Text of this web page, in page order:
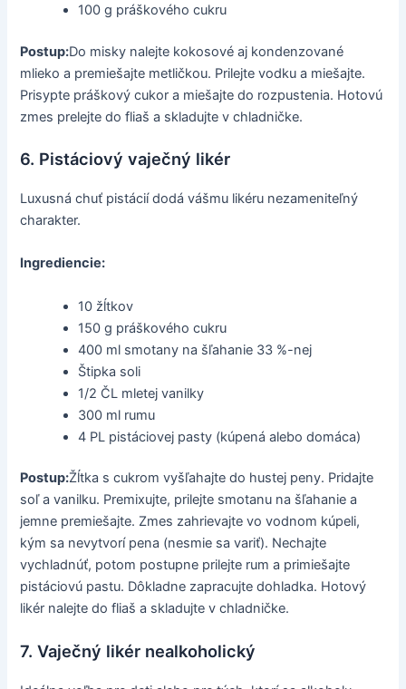
100 g práškového cukru
Postup:Do misky nalejte kokosové aj kondenzované
mlieko a premiešajte metličkou. Prilejte vodku a miešajte.
Prisypte práškový cukor a miešajte do rozpustenia. Hotovú
zmes prelejte do fliaš a skladujte v chladničke.
6. Pistáciový vaječný likér
Luxusná chuť pistácií dodá vášmu likéru nezameniteľný
charakter.
Ingrediencie:
10 žĺtkov
150 g práškového cukru
400 ml smotany na šľahanie 33 %-nej
Štipka soli
1/2 ČL mletej vanilky
300 ml rumu
4 PL pistáciovej pasty (kúpená alebo domáca)
Postup:Žĺtka s cukrom vyšľahajte do hustej peny. Pridajte
soľ a vanilku. Premixujte, prilejte smotanu na šľahanie a
jemne premiešajte. Zmes zahrievajte vo vodnom kúpeli,
kým sa nevytvorí pena (nesmie sa variť). Nechajte
vychladnúť, potom postupne prilejte rum a primiešajte
pistáciovú pastu. Dôkladne zapracujte dohladka. Hotový
likér nalejte do fliaš a skladujte v chladničke.
7. Vaječný likér nealkoholický